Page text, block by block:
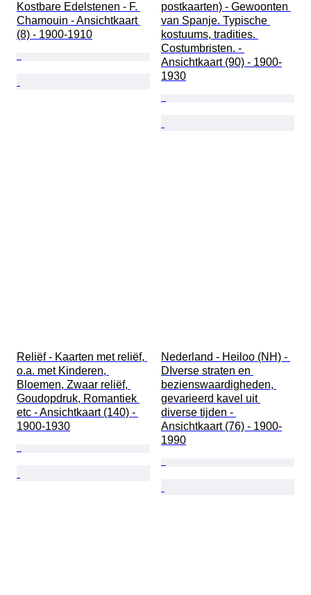
Kostbare Edelstenen - F.
Chamouin - Ansichtkaart
(8) - 1900-1910
postkaarten) - Gewoonten
van Spanje. Typische
kostuums, tradities.
Costumbristen. -
Ansichtkaart (90) - 1900-
1930
Reliëf - Kaarten met reliëf,
o.a. met Kinderen,
Bloemen, Zwaar reliëf,
Goudopdruk, Romantiek
etc - Ansichtkaart (140) -
1900-1930
Nederland - Heiloo (NH) -
DIverse straten en
bezienswaardigheden,
gevarieerd kavel uit
diverse tijden -
Ansichtkaart (76) - 1900-
1990